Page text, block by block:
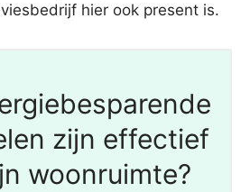
hier ook present is.
zijn effectief
woonruimte?